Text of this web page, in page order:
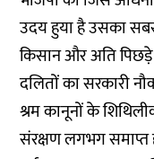
उदय हुया है उसका
किसान और अति पिछड़े
दलितों का सरकारी
श्रम कानूनों के
संरक्षण लगभग समाप्त